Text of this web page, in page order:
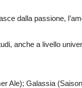
dalla passione,
anche a livello
Ale); Galassia